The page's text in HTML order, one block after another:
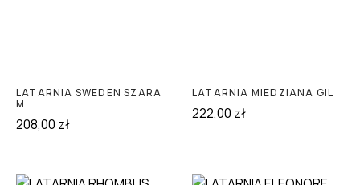
LATARNIA SWEDEN SZARA
M
208,00 zł
LATARNIA MIEDZIANA GIL
222,00 zł